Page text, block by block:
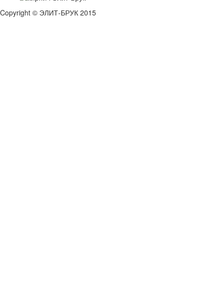
Copyright © ЭЛИТ-БРУК 2015